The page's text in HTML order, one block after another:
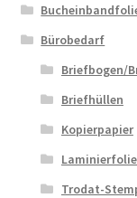
Bürobedarf
Briefbogen/
Briefhüllen
Kopierpapier
Trodat-